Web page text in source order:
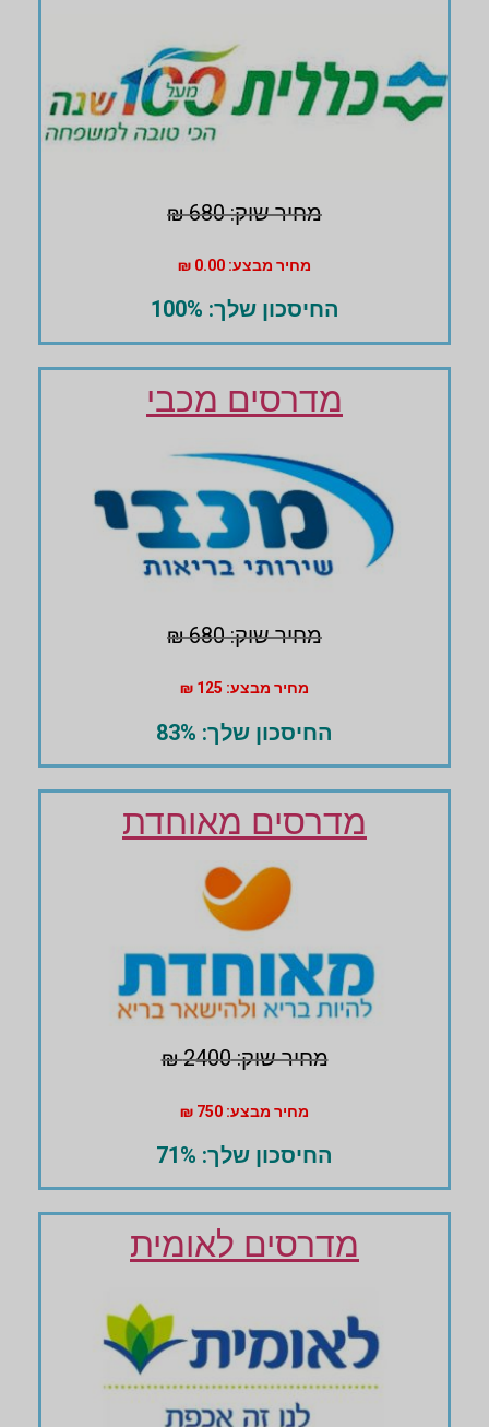
מחיר שוק: 680 ₪
מחיר מבצע: 0.00 ₪
החיסכון שלך: 100%
מדרסים מכבי
מחיר שוק: 680 ₪
מחיר מבצע: 125 ₪
החיסכון שלך: 83%
מדרסים מאוחדת
מחיר שוק: 2400 ₪
מחיר מבצע: 750 ₪
החיסכון שלך: 71%
מדרסים לאומית